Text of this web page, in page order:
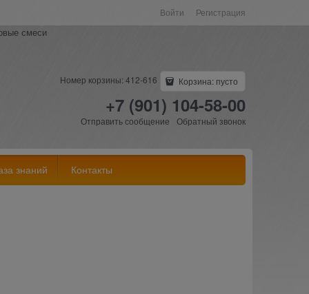
Войти Регистрация
смеси
Номер корзины: 412-616 Корзина: пусто
+7 (901) 104-58-00
Отправить сообщение Обратный звонок
знаний Контакты